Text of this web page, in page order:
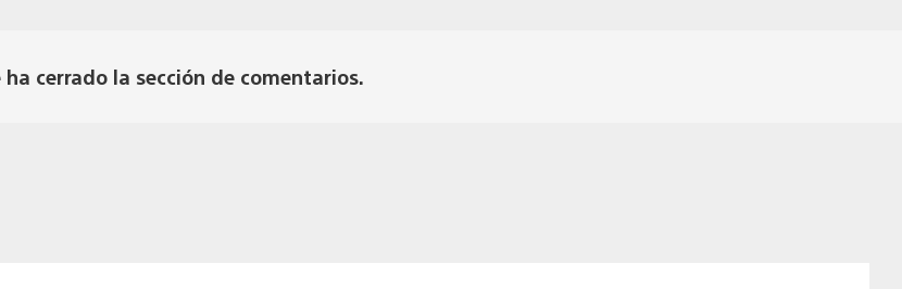
ha cerrado la sección de comentarios.